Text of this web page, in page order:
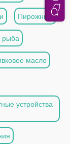
Пирожные
рыба
масло
устройства